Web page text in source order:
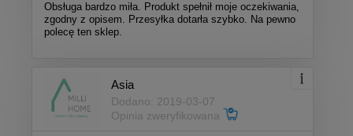
Obsługa bardzo miła. Produkt spełnił moje oczekiwania,
zgodny z opisem. Przesyłka dotarła szybko. Na pewno
polecę ten sklep.
Asia
Dodano: 2019-03-07
Opinia zweryfikowana